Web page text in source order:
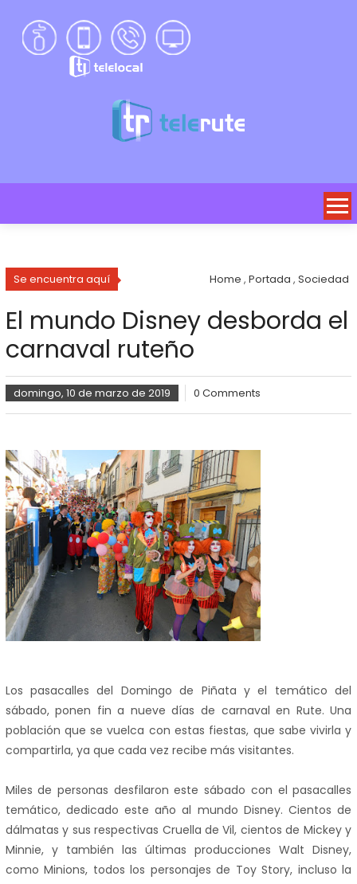
Se encuentra aquí Home ,Portada ,Sociedad
El mundo Disney desborda el
carnaval ruteño
domingo, 10 de marzo de 2019 0 Comments
Los pasacalles del Domingo de Piñata y el temático del
sábado, ponen fin a nueve días de carnaval en Rute. Una
población que se vuelca con estas fiestas, que sabe vivirla y
compartirla, ya que cada vez recibe más visitantes.
Miles de personas desfilaron este sábado con el pasacalles
temático, dedicado este año al mundo Disney. Cientos de
dálmatas y sus respectivas Cruella de Vil, cientos de Mickey y
Minnie, y también las últimas producciones Walt Disney,
como Minions, todos los personajes de Toy Story, incluso la